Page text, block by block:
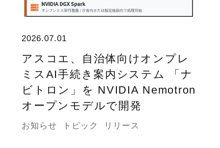
2026.07.01
アスコエ、自治体向けオンプレ
ミスAI手続き案内システム 「ナ
ビトロン」を NVIDIA Nemotron
オープンモデルで開発
お知らせ トピック リリース